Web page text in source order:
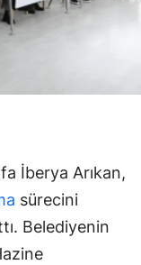
İberya Arıkan,
sürecini
Belediyenin